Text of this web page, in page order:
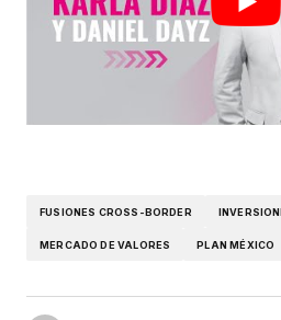
FUSIONES CROSS-BORDER
MERCADO DE VALORES PLAN MÉXICO